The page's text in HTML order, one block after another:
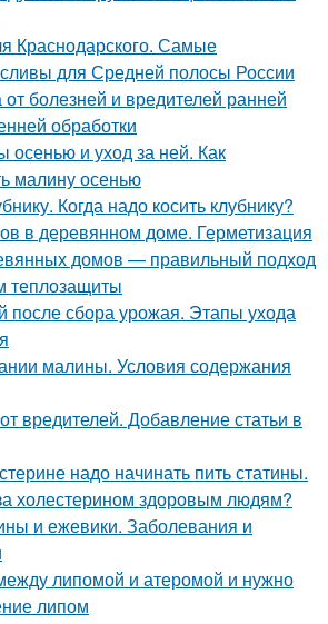
Краснодарского. Самые
для Средней полосы России
болезней и вредителей ранней
обработки
осенью и уход за ней. Как
малину осенью
Когда надо косить клубнику?
в деревянном доме. Герметизация
домов — правильный подход
теплозащиты
после сбора урожая. Этапы ухода
малины. Условия содержания
вредителей. Добавление статьи в
надо начинать пить статины.
холестерином здоровым людям?
и ежевики. Заболевания и
липомой и атеромой и нужно
липом